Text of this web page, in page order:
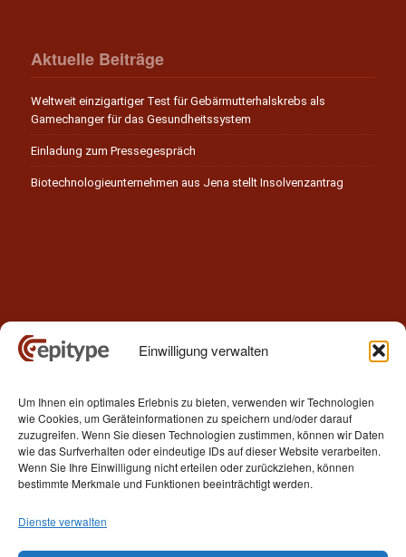
Einwilligung verwalten
Um Ihnen ein optimales Erlebnis zu bieten, verwenden wir Technologien
wie Cookies, um Geräteinformationen zu speichern und/oder darauf
zuzugreifen. Wenn Sie diesen Technologien zustimmen, können wir Daten
wie das Surfverhalten oder eindeutige IDs auf dieser Website verarbeiten.
Wenn Sie Ihre Einwilligung nicht erteilen oder zurückziehen, können
bestimmte Merkmale und Funktionen beeinträchtigt werden.
Dienste verwalten
Aktuelle Beiträge
Weltweit einzigartiger Test für Gebärmutterhalskrebs als
Gamechanger für das Gesundheitssystem
Einladung zum Pressegespräch
Biotechnologieunternehmen aus Jena stellt Insolvenzantrag
Kontakt
Epitype GmbH
Löbstedter Str. 41
07749 Jena
Germany